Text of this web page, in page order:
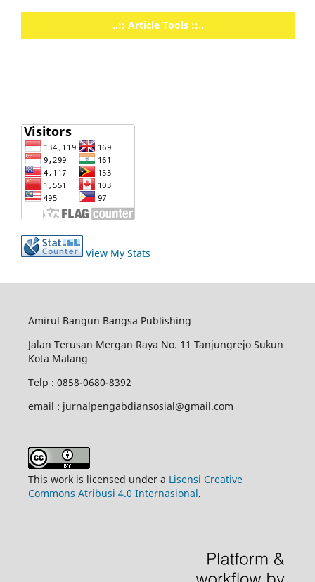
..:: Article Tools ::..
View My Stats
Amirul Bangun Bangsa Publishing
Jalan Terusan Mergan Raya No. 11 Tanjungrejo Sukun
Kota Malang
Telp : 0858-0680-8392
email : jurnalpengabdiansosial@gmail.com
This work is licensed under a Lisensi Creative
Commons Atribusi 4.0 Internasional.